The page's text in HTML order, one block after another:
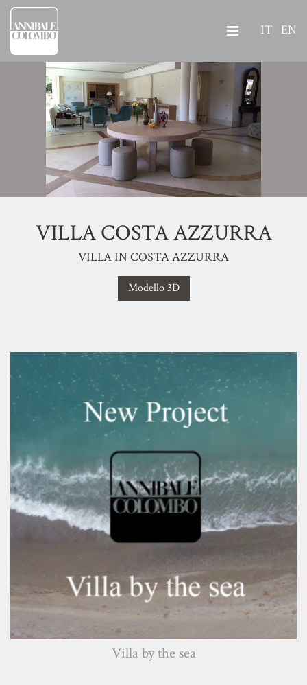
IT EN
VILLA COSTA AZZURRA
VILLA IN COSTA AZZURRA
Modello 3D
Villa by the sea